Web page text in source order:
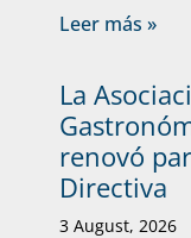
Leer más »
La
renovó
Directiva
3 August, 2026